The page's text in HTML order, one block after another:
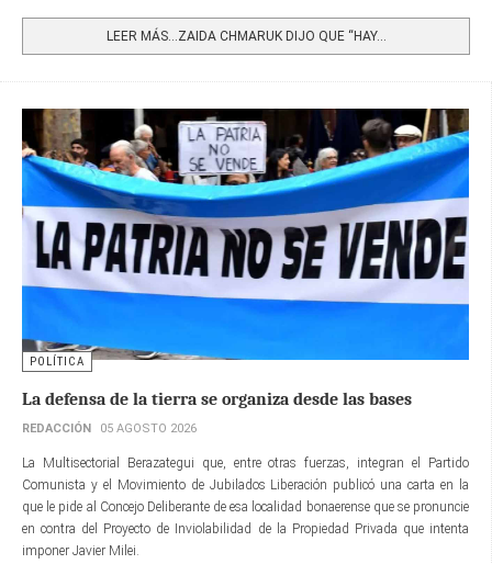
LEER MÁS…ZAIDA CHMARUK DIJO QUE “HAY...
POLÍTICA
La defensa de la tierra se organiza desde las bases
REDACCIÓN 05 AGOSTO 2026
La Multisectorial Berazategui que, entre otras fuerzas, integran el Partido
Comunista y el Movimiento de Jubilados Liberación publicó una carta en la
que le pide al Concejo Deliberante de esa localidad bonaerense que se pronuncie
en contra del Proyecto de Inviolabilidad de la Propiedad Privada que intenta
imponer Javier Milei.